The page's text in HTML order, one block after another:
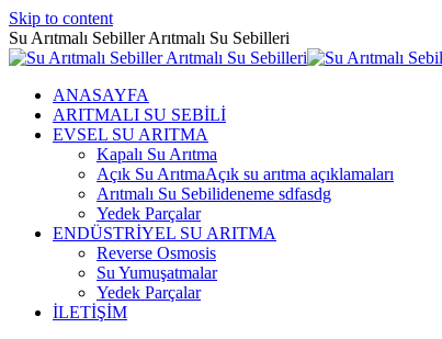
Skip to content
Su Arıtmalı Sebiller Arıtmalı Su Sebilleri
ANASAYFA
ARITMALI SU SEBİLİ
EVSEL SU ARITMA
Kapalı Su Arıtma
Açık Su ArıtmaAçık su arıtma açıklamaları
Arıtmalı Su Sebilideneme sdfasdg
Yedek Parçalar
ENDÜSTRİYEL SU ARITMA
Reverse Osmosis
Su Yumuşatmalar
Yedek Parçalar
İLETİŞİM